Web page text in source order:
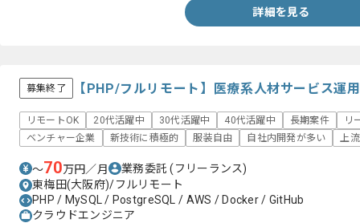
詳細を見る
募集終了 【PHP/フルリモート】医療系人材サービス運
リモートOK 20代活躍中 30代活躍中 40代活躍中 長期案件
リ
ベンチャー企業
新技術に積極的 服装自由 自社内開発が多い 上
〜70万円／月 業務委託(フリーランス)
東梅田(大阪府)/フルリモート
PHP / MySQL / PostgreSQL / AWS / Docker / GitHub
クラウドエンジニア